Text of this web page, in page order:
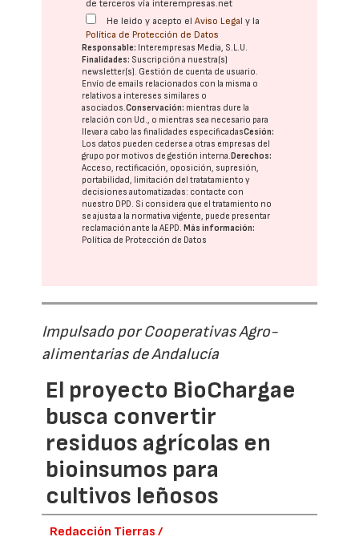
de terceros vía interempresas.net
He leído y acepto elAviso Legal y la
Política de Protección de Datos
Responsable: Interempresas Media, S.L.U.
Finalidades: Suscripción a nuestra(s)
newsletter(s). Gestión de cuenta de usuario.
Envío de emails relacionados con la misma o
relativos a intereses similares o
asociados.Conservación: mientras dure la
relación con Ud., o mientras sea necesario para
llevar a cabo las finalidades especificadasCesión:
Los datos pueden cederse a otras empresas del
grupo por motivos de gestión interna. Derechos:
Acceso, rectificación, oposición, supresión,
portabilidad, limitación del tratatamiento y
decisiones automatizadas: contacte con
nuestro DPD. Si considera que el tratamiento no
se ajusta a la normativa vigente, puede presentar
reclamación ante laAEPD. Más información:
Política de Protección de Datos
Impulsado por Cooperativas Agro-
alimentarias de Andalucía
El proyecto BioChargae
busca convertir
residuos agrícolas en
bioinsumos para
cultivos leñosos
Redacción Tierras /